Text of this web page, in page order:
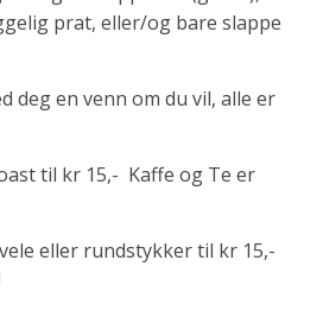
prat, eller/og bare slappe
deg en venn om du vil, alle er
til kr 15,- Kaffe og Te er
eller rundstykker til kr 15,-